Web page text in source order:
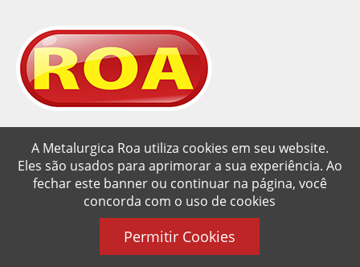
A Metalúrgica Roa foi fundada em Março de 1962 em um
pequeno porão no bairro da Penha, produzindo inicialmente
produtos diversos, tais como: mangueiras de pressão para
porta de ônibus, válvulas esféricas, niples, chaves de luz,
A Metalurgica Roa utiliza cookies em seu website.
Eles são usados para aprimorar a sua experiência. Ao
fechar este banner ou continuar na página, você
concorda com o uso de cookies
Permitir Cookies